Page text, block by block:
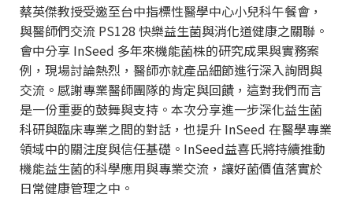
蔡英傑教授受邀至台中指標性醫學中心小兒科午餐會，
與醫師們交流 PS128 快樂益生菌與消化道健康之關聯。
會中分享 InSeed 多年來機能菌株的研究成果與實務案
例，現場討論熱烈，醫師亦就產品細節進行深入詢問與
交流。感謝專業醫師團隊的肯定與回饋，這對我們而言
是一份重要的鼓舞與支持。本次分享進一步深化益生菌
科研與臨床專業之間的對話，也提升 InSeed 在醫學專業
領域中的關注度與信任基礎。InSeed益喜氏將持續推動
機能益生菌的科學應用與專業交流，讓好菌價值落實於
日常健康管理之中。